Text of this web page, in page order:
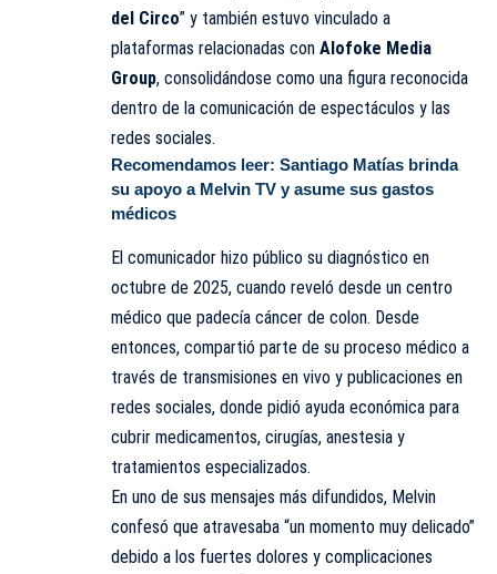
del Circo” y también estuvo vinculado a
plataformas relacionadas con Alofoke Media
Group, consolidándose como una figura reconocida
dentro de la comunicación de espectáculos y las
redes sociales.
Recomendamos leer: Santiago Matías brinda
su apoyo a Melvin TV y asume sus gastos
médicos
El comunicador hizo público su diagnóstico en
octubre de 2025, cuando reveló desde un centro
médico que padecía cáncer de colon. Desde
entonces, compartió parte de su proceso médico a
través de transmisiones en vivo y publicaciones en
redes sociales, donde pidió ayuda económica para
cubrir medicamentos, cirugías, anestesia y
tratamientos especializados.
En uno de sus mensajes más difundidos, Melvin
confesó que atravesaba “un momento muy delicado”
debido a los fuertes dolores y complicaciones